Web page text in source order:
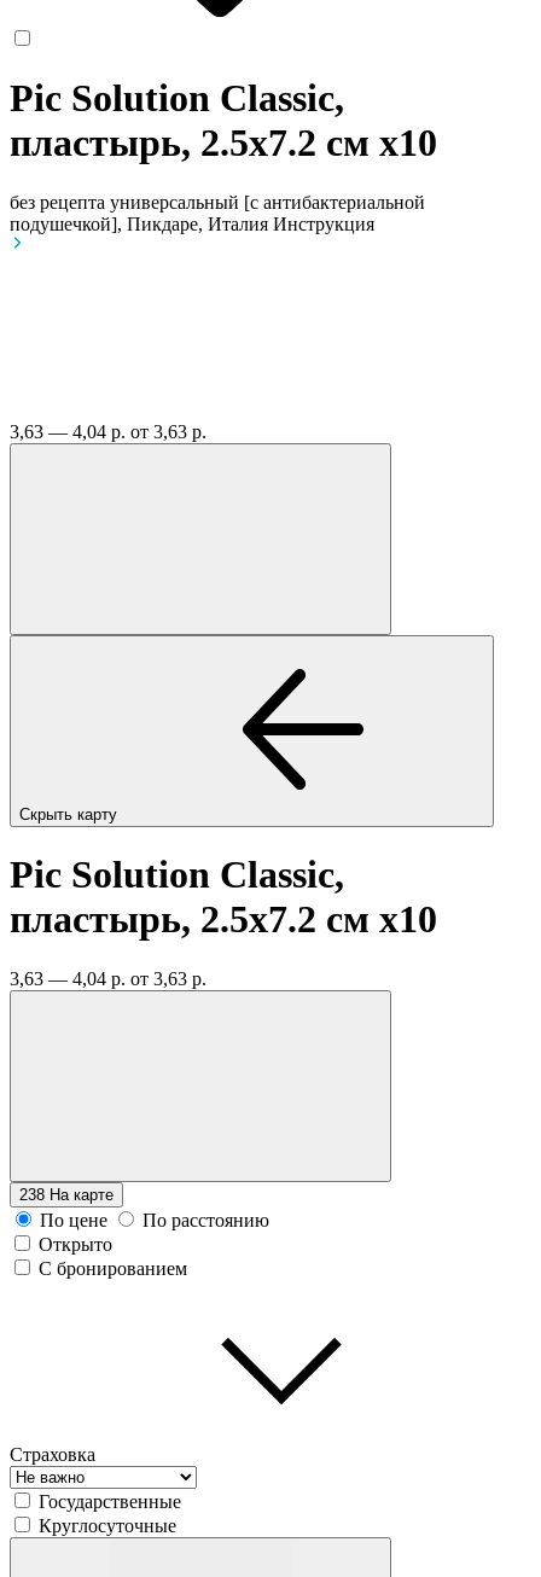
Pic Solution Classic,
пластырь, 2.5х7.2 см x10
без рецепта универсальный [с антибактериальной
подушечкой], Пикдаре, Италия Инструкция
3,63 — 4,04 р. от 3,63 р.
Скрыть карту
Pic Solution Classic,
пластырь, 2.5х7.2 см x10
3,63 — 4,04 р. от 3,63 р.
238 На карте
По цене
По расстоянию
Открыто
С бронированием
Страховка
Государственные
Круглосуточные